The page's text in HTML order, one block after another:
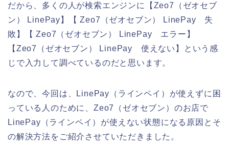
だから、多くの人が検索エンジンに【Zeo7（ゼオセブ
ン） LinePay】【 Zeo7（ゼオセブン） LinePay 失
敗】【 Zeo7（ゼオセブン） LinePay エラー】
【Zeo7（ゼオセブン） LinePay 使えない】という感
じで入力して調べているのだと思います。
なので、今回は、LinePay（ラインペイ）が使えずに困
っている人のために、Zeo7（ゼオセブン）のお店で
LinePay（ラインペイ）が使えない状態になる原因とそ
の解決方法をご紹介させていただきました。